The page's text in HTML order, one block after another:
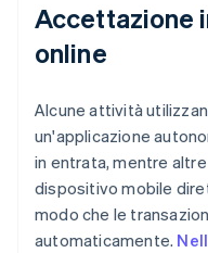
Accettazione
online
Alcune attività
un'applicazione
in entrata, mentre
dispositivo mobile
modo che le
automaticamente.